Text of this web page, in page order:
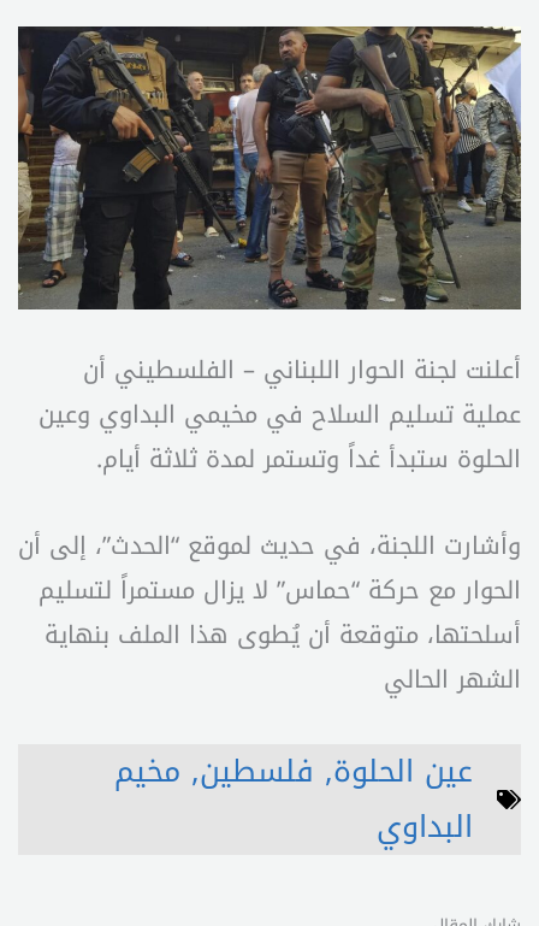
أعلنت لجنة الحوار اللبناني – الفلسطيني أن
عملية تسليم السلاح في مخيمي البداوي وعين
الحلوة ستبدأ غداً وتستمر لمدة ثلاثة أيام.
وأشارت اللجنة، في حديث لموقع “الحدث”، إلى أن
الحوار مع حركة “حماس” لا يزال مستمراً لتسليم
أسلحتها، متوقعة أن يُطوى هذا الملف بنهاية
الشهر الحالي
عين الحلوة, فلسطين, مخيم
البداوي